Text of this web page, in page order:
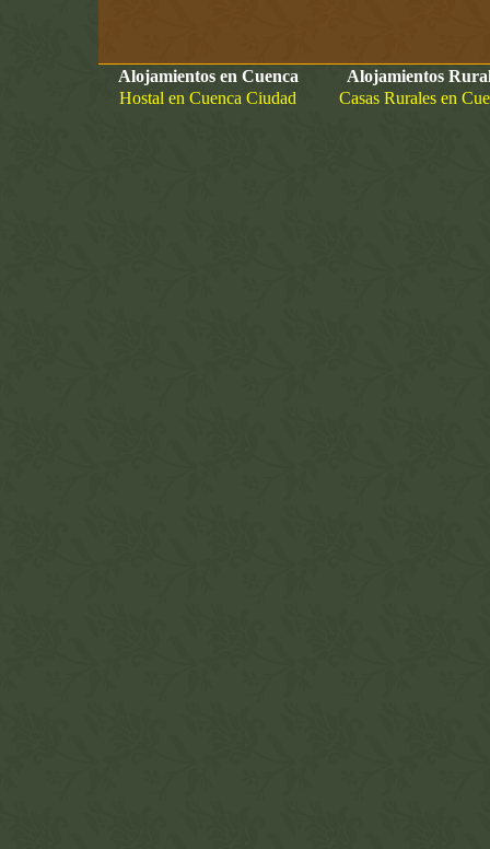
Alojamientos en Cuenca
Hostal en Cuenca Ciudad
Alojamientos
Casas Rurales en